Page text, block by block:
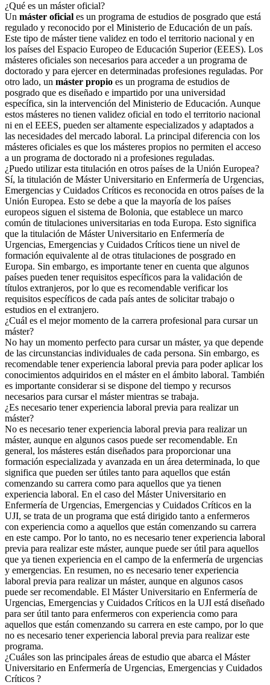
¿Qué es un máster oficial?
Un máster oficial es un programa de estudios de posgrado que está
regulado y reconocido por el Ministerio de Educación de un país.
Este tipo de máster tiene validez en todo el territorio nacional y en
los países del Espacio Europeo de Educación Superior (EEES). Los
másteres oficiales son necesarios para acceder a un programa de
doctorado y para ejercer en determinadas profesiones reguladas. Por
otro lado, un máster propio es un programa de estudios de
posgrado que es diseñado e impartido por una universidad
específica, sin la intervención del Ministerio de Educación. Aunque
estos másteres no tienen validez oficial en todo el territorio nacional
ni en el EEES, pueden ser altamente especializados y adaptados a
las necesidades del mercado laboral. La principal diferencia con los
másteres oficiales es que los másteres propios no permiten el acceso
a un programa de doctorado ni a profesiones reguladas.
¿Puedo utilizar esta titulación en otros países de la Unión Europea?
Sí, la titulación de Máster Universitario en Enfermería de Urgencias,
Emergencias y Cuidados Críticos es reconocida en otros países de la
Unión Europea. Esto se debe a que la mayoría de los países
europeos siguen el sistema de Bolonia, que establece un marco
común de titulaciones universitarias en toda Europa. Esto significa
que la titulación de Máster Universitario en Enfermería de
Urgencias, Emergencias y Cuidados Críticos tiene un nivel de
formación equivalente al de otras titulaciones de posgrado en
Europa. Sin embargo, es importante tener en cuenta que algunos
países pueden tener requisitos específicos para la validación de
títulos extranjeros, por lo que es recomendable verificar los
requisitos específicos de cada país antes de solicitar trabajo o
estudios en el extranjero.
¿Cuál es el mejor momento de la carrera profesional para cursar un
máster?
No hay un momento perfecto para cursar un máster, ya que depende
de las circunstancias individuales de cada persona. Sin embargo, es
recomendable tener experiencia laboral previa para poder aplicar los
conocimientos adquiridos en el máster en el ámbito laboral. También
es importante considerar si se dispone del tiempo y recursos
necesarios para cursar el máster mientras se trabaja.
¿Es necesario tener experiencia laboral previa para realizar un
máster?
No es necesario tener experiencia laboral previa para realizar un
máster, aunque en algunos casos puede ser recomendable. En
general, los másteres están diseñados para proporcionar una
formación especializada y avanzada en un área determinada, lo que
significa que pueden ser útiles tanto para aquellos que están
comenzando su carrera como para aquellos que ya tienen
experiencia laboral. En el caso del Máster Universitario en
Enfermería de Urgencias, Emergencias y Cuidados Críticos en la
UJI, se trata de un programa que está dirigido tanto a enfermeros
con experiencia como a aquellos que están comenzando su carrera
en este campo. Por lo tanto, no es necesario tener experiencia laboral
previa para realizar este máster, aunque puede ser útil para aquellos
que ya tienen experiencia en el campo de la enfermería de urgencias
y emergencias. En resumen, no es necesario tener experiencia
laboral previa para realizar un máster, aunque en algunos casos
puede ser recomendable. El Máster Universitario en Enfermería de
Urgencias, Emergencias y Cuidados Críticos en la UJI está diseñado
para ser útil tanto para enfermeros con experiencia como para
aquellos que están comenzando su carrera en este campo, por lo que
no es necesario tener experiencia laboral previa para realizar este
programa.
¿Cuáles son las principales áreas de estudio que abarca el Máster
Universitario en Enfermería de Urgencias, Emergencias y Cuidados
Críticos ?